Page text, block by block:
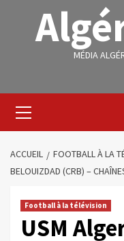
MÉDIA
ACCUEIL FOOTBALL À LA
BELOUIZDAD (CRB) –
Football à la télévision
USM